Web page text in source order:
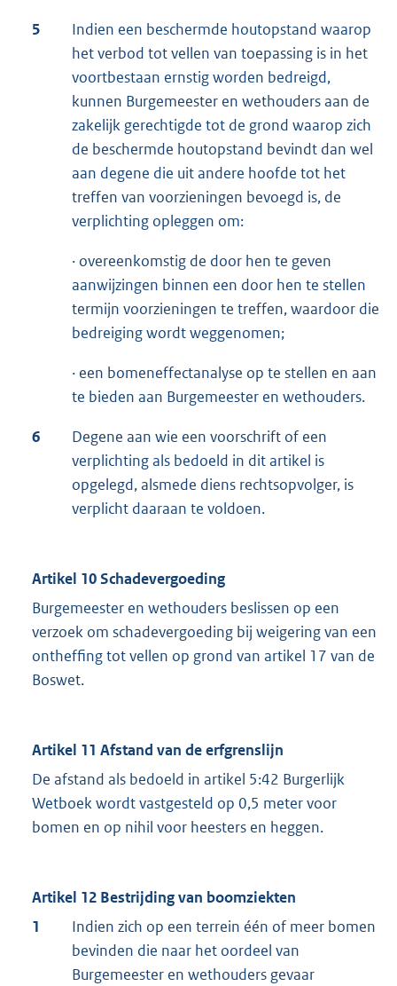
5
Indien een beschermde houtopstand waarop
het verbod tot vellen van toepassing is in het
voortbestaan ernstig worden bedreigd,
kunnen Burgemeester en wethouders aan de
zakelijk gerechtigde tot de grond waarop zich
de beschermde houtopstand bevindt dan wel
aan degene die uit andere hoofde tot het
treffen van voorzieningen bevoegd is, de
verplichting opleggen om:
· overeenkomstig de door hen te geven
aanwijzingen binnen een door hen te stellen
termijn voorzieningen te treffen, waardoor die
bedreiging wordt weggenomen;
· een bomeneffectanalyse op te stellen en aan
te bieden aan Burgemeester en wethouders.
6
Degene aan wie een voorschrift of een
verplichting als bedoeld in dit artikel is
opgelegd, alsmede diens rechtsopvolger, is
verplicht daaraan te voldoen.
Artikel 10 Schadevergoeding
Burgemeester en wethouders beslissen op een
verzoek om schadevergoeding bij weigering van een
ontheffing tot vellen op grond van artikel 17 van de
Boswet.
Artikel 11 Afstand van de erfgrenslijn
De afstand als bedoeld in artikel 5:42 Burgerlijk
Wetboek wordt vastgesteld op 0,5 meter voor
bomen en op nihil voor heesters en heggen.
Artikel 12 Bestrijding van boomziekten
1
Indien zich op een terrein één of meer bomen
bevinden die naar het oordeel van
Burgemeester en wethouders gevaar